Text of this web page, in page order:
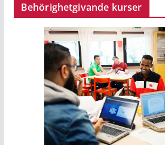
Behörighetgivande kurser